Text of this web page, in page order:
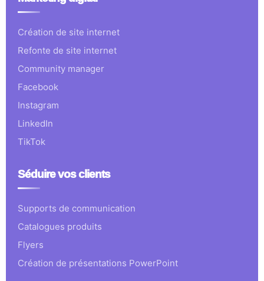
Création de site internet
Refonte de site internet
Community manager
Facebook
Instagram
LinkedIn
TikTok
Séduire vos clients
Supports de communication
Catalogues produits
Flyers
Création de présentations PowerPoint